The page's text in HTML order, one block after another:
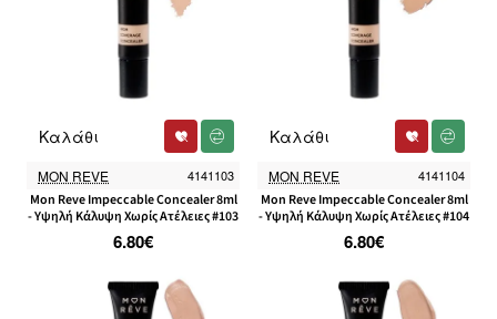
MON REVE 4141103
Mon Reve Impeccable Concealer 8ml
- Υψηλή Κάλυψη Χωρίς Ατέλειες #103
6.80€
Καλάθι
MON REVE 4141104
Mon Reve Impeccable Concealer 8ml
- Υψηλή Κάλυψη Χωρίς Ατέλειες #104
6.80€
Καλάθι